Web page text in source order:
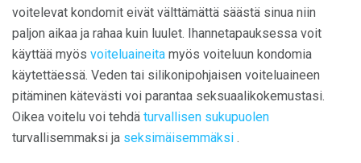
voitelevat kondomit eivät välttämättä säästä sinua niin
paljon aikaa ja rahaa kuin luulet. Ihannetapauksessa voit
käyttää myös voiteluaineita myös voiteluun kondomia
käytettäessä. Veden tai silikonipohjaisen voiteluaineen
pitäminen kätevästi voi parantaa seksuaalikokemustasi.
Oikea voitelu voi tehdä turvallisen sukupuolen
turvallisemmaksi ja seksimäisemmäksi .